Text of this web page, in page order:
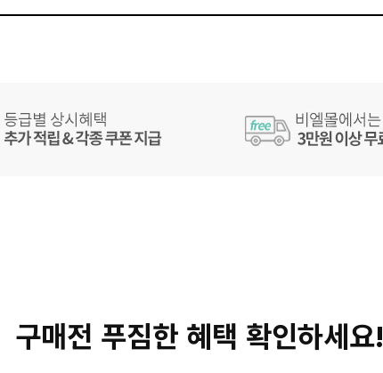
구매전 푸짐한 혜택 확인하세요!